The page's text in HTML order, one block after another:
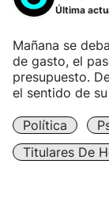
Última
Mañana se
de gasto, el
presupuesto.
el sentido de
Política
Titulares De